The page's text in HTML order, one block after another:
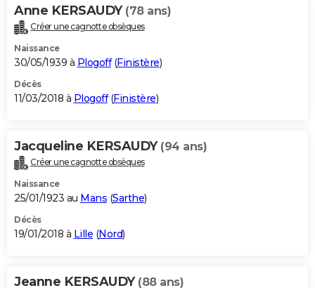
Anne KERSAUDY (78 ans)
Créer une cagnotte obsèques
Naissance
30/05/1939 à Plogoff(Finistère)
Décès
11/03/2018 à Plogoff(Finistère)
Jacqueline KERSAUDY (94 ans)
Créer une cagnotte obsèques
Naissance
25/01/1923 au Mans (Sarthe)
Décès
19/01/2018 à Lille (Nord)
Jeanne KERSAUDY (88 ans)